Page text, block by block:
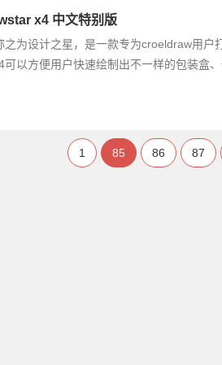
x4 中文特别版
为设计之星，是一款专为croeldraw用户
以方便用户快速绘制出不一样的包装盒
1 85 86 87